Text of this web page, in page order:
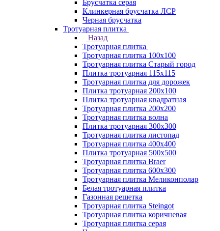
Брусчатка серая
Клинкерная брусчатка ЛСР
Черная брусчатка
Тротуарная плитка
Назад
Тротуарная плитка
Тротуарная плитка 100x100
Тротуарная плитка Старый город
Плитка тротуарная 115x115
Тротуарная плитка для дорожек
Плитка тротуарная 200х100
Плитка тротуарная квадратная
Тротуарная плитка 200х200
Тротуарная плитка волна
Плитка тротуарная 300х300
Тротуарная плитка листопад
Тротуарная плитка 400х400
Плитка тротуарная 500x500
Тротуарная плитка Braer
Тротуарная плитка 600х300
Тротуарная плитка Меликонполар
Белая тротуарная плитка
Газонная решетка
Тротуарная плитка Steingot
Тротуарная плитка коричневая
Тротуарная плитка серая